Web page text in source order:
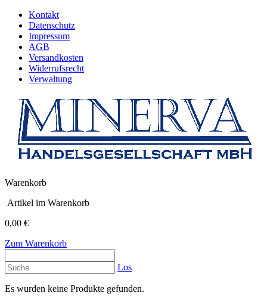
Kontakt
Datenschutz
Impressum
AGB
Versandkosten
Widerrufsrecht
Verwaltung
Warenkorb
Artikel im Warenkorb
0,00 €
Zum Warenkorb
Los
Es wurden keine Produkte gefunden.